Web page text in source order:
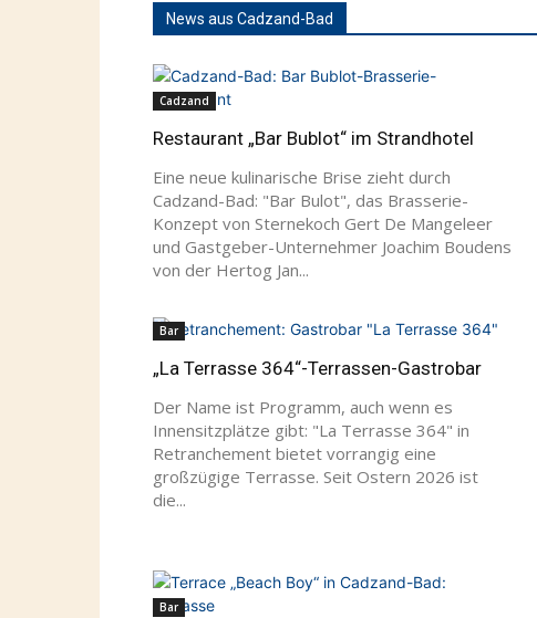
News aus Cadzand-Bad
Cadzand
Restaurant „Bar Bublot“ im Strandhotel
Eine neue kulinarische Brise zieht durch
Cadzand-Bad: "Bar Bulot", das Brasserie-
Konzept von Sternekoch Gert De Mangeleer
und Gastgeber-Unternehmer Joachim Boudens
von der Hertog Jan...
Bar
„La Terrasse 364“-Terrassen-Gastrobar
Der Name ist Programm, auch wenn es
Innensitzplätze gibt: "La Terrasse 364" in
Retranchement bietet vorrangig eine
großzügige Terrasse. Seit Ostern 2026 ist
die...
Bar